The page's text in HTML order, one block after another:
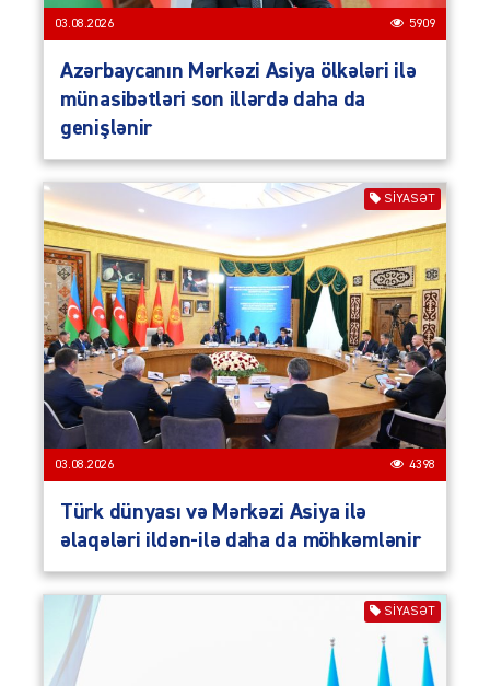
03.08.2026 5909
Azərbaycanın Mərkəzi Asiya ölkələri ilə
münasibətləri son illərdə daha da
genişlənir
SIYASƏT
03.08.2026 4398
Türk dünyası və Mərkəzi Asiya ilə
əlaqələri ildən-ilə daha da möhkəmlənir
SIYASƏT